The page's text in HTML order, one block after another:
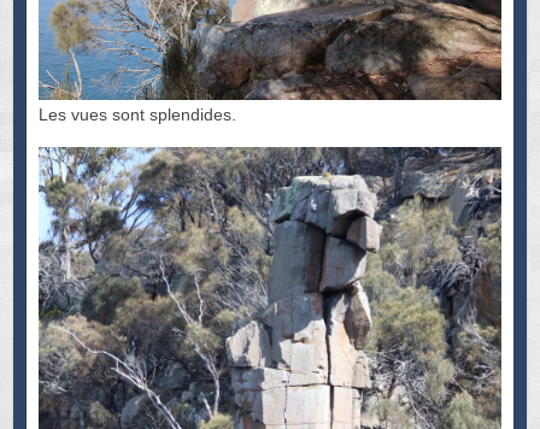
Les vues sont splendides.